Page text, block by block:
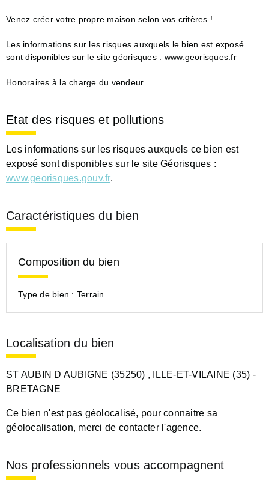
Venez créer votre propre maison selon vos critères !
Les informations sur les risques auxquels le bien est exposé
sont disponibles sur le site géorisques : www.georisques.fr
Honoraires à la charge du vendeur
Etat des risques et pollutions
Les informations sur les risques auxquels ce bien est
exposé sont disponibles sur le site Géorisques :
www.georisques.gouv.fr.
Caractéristiques du bien
Composition du bien
Type de bien : Terrain
Localisation du bien
ST AUBIN D AUBIGNE (35250) , ILLE-ET-VILAINE (35) -
BRETAGNE
Ce bien n'est pas géolocalisé, pour connaitre sa
géolocalisation, merci de contacter l'agence.
Nos professionnels vous accompagnent